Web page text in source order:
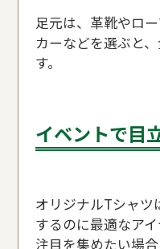
足元は、革靴やロ
カーなどを選ぶと
す。
イベントで目
オリジナルTシャツ
するのに最適なアイ
注目を集めたい場